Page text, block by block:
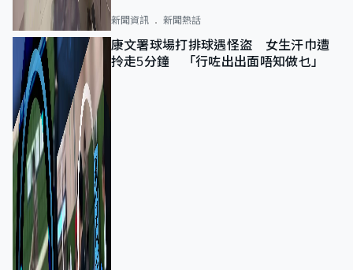
新聞資訊 新聞熱話
康文署球場打排球遇怪盜 女生汗巾遭
拎走5分鐘 「行咗出出面唔知做乜」